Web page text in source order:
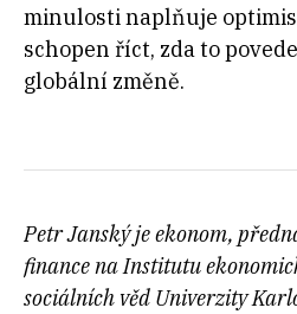
minulosti naplňuje
schopen říct, zda to
globální změně.
Petr Janský je ekonom,
finance na Institutu
sociálních věd Univerzity